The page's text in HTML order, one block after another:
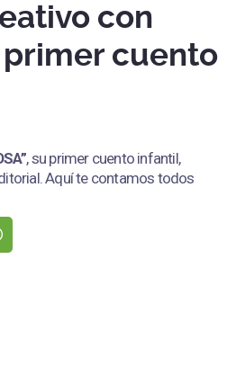
con
primer cuento
, su primer cuento infantil,
Aquí te contamos todos